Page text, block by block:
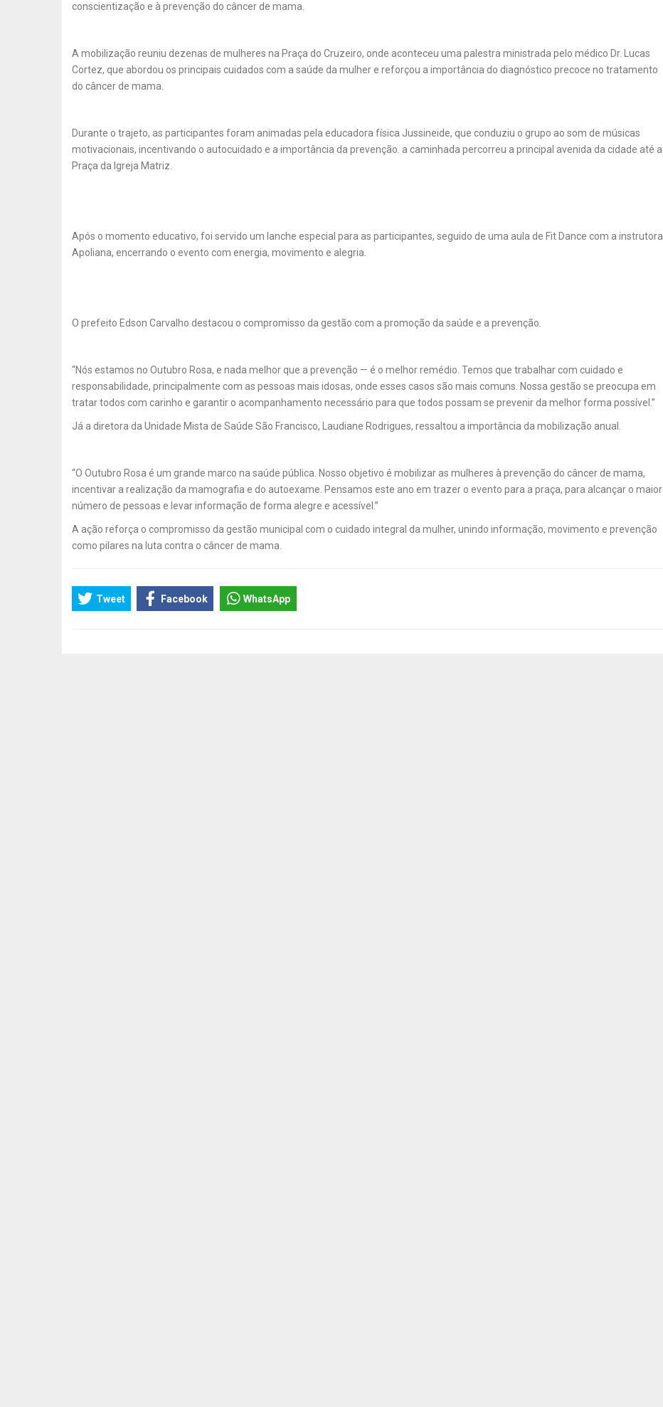
conscientização e à prevenção do câncer de mama.
A mobilização reuniu dezenas de mulheres na Praça do Cruzeiro, onde aconteceu uma palestra ministrada pelo médico Dr. Lucas
Cortez, que abordou os principais cuidados com a saúde da mulher e reforçou a importância do diagnóstico precoce no tratamento
do câncer de mama.
Durante o trajeto, as participantes foram animadas pela educadora física Jussineide, que conduziu o grupo ao som de músicas
motivacionais, incentivando o autocuidado e a importância da prevenção. a caminhada percorreu a principal avenida da cidade até a
Praça da Igreja Matriz.
Após o momento educativo, foi servido um lanche especial para as participantes, seguido de uma aula de Fit Dance com a instrutora
Apoliana, encerrando o evento com energia, movimento e alegria.
O prefeito Edson Carvalho destacou o compromisso da gestão com a promoção da saúde e a prevenção.
“Nós estamos no Outubro Rosa, e nada melhor que a prevenção — é o melhor remédio. Temos que trabalhar com cuidado e
responsabilidade, principalmente com as pessoas mais idosas, onde esses casos são mais comuns. Nossa gestão se preocupa em
tratar todos com carinho e garantir o acompanhamento necessário para que todos possam se prevenir da melhor forma possível.”
Já a diretora da Unidade Mista de Saúde São Francisco, Laudiane Rodrigues, ressaltou a importância da mobilização anual.
“O Outubro Rosa é um grande marco na saúde pública. Nosso objetivo é mobilizar as mulheres à prevenção do câncer de mama,
incentivar a realização da mamografia e do autoexame. Pensamos este ano em trazer o evento para a praça, para alcançar o maior
número de pessoas e levar informação de forma alegre e acessível.”
A ação reforça o compromisso da gestão municipal com o cuidado integral da mulher, unindo informação, movimento e prevenção
como pilares na luta contra o câncer de mama.
Tweet Facebook WhatsApp